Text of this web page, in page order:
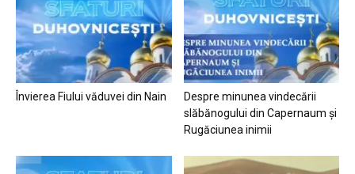
Învierea Fiului văduvei din Nain
Despre minunea vindecării
slăbănogului din Capernaum și
Rugăciunea inimii